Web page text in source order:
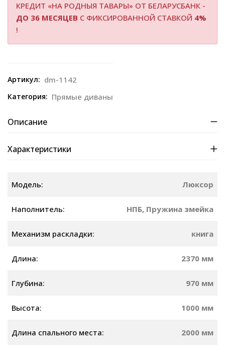
КРЕДИТ «НА РОДНЫЯ ТАВАРЫ» ОТ БЕЛАРУСБАНК -
ДО 36 МЕСЯЦЕВ С ФИКСИРОВАННОЙ СТАВКОЙ 4%
!
Артикул: dm-1142
Категория: Прямые диваны
Описание
Характеристики
Модель: Люксор
Наполнитель: НПБ, Пружина змейка
Механизм раскладки: книга
Длина: 2370 мм
Глубина: 970 мм
Высота: 1000 мм
Длина спального места: 2000 мм